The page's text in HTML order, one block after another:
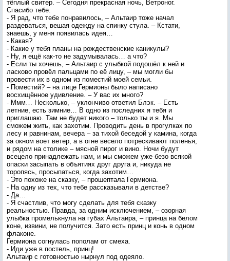
тёплый свитер. – Сегодня прекрасная ночь, Ветроног.
Спасибо тебе.
- Я рад, что тебе понравилось, – Альтаир тоже начал
раздеваться, вешая одежду на спинку стула. – Кстати,
знаешь, у меня появилась идея…
- Какая?
- Какие у тебя планы на рождественские каникулы?
- Ну, я ещё как-то не задумывалась… а что?
- Если ты хочешь, – Альтаир с улыбкой подошёл к ней и
ласково провёл пальцами по её лицу, – мы могли бы
провести их в одном из поместий моей семьи.
- Поместий? – на лице Гермионы было написано
восхищённое удивление. – У вас их много?
- Ммм… Несколько, – уклончиво ответил Блэк. – Есть
летние, есть зимние… В одно из последних я тебя и
приглашаю. Там не будет никого – только ты и я. Мы
сможем жить, как захотим. Проводить день в прогулках по
лесу и равнинам, вечера – за тихой беседой у камина, когда
за окном воет ветер, а в огне весело потрескивают поленья,
и рядом на столике – мясной пирог и вино. Ночи будут
всецело принадлежать нам, и мы сможем уже безо всякой
опаски засыпать в объятиях друг друга и, никуда не
торопясь, просыпаться, когда захотим…
- Это похоже на сказку, – прошептала Гермиона.
- На одну из тех, что тебе рассказывали в детстве?
- Да…
- Я счастлив, что могу сделать для тебя сказку
реальностью. Правда, за одним исключением, – озорная
улыбка промелькнула на губах Альтаира, – принца на белом
коне, извини, не получится. Зато есть принц и конь в одном
флаконе.
Гермиона согнулась пополам от смеха.
- Иди уже в постель, принц!
Альтаир с готовностью нырнул под одеяло.